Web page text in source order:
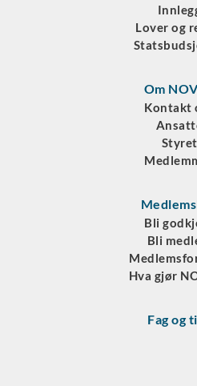
Lover og
Om
Kontakt
Styret
Bli
Bli
Hva gjør
Fag og